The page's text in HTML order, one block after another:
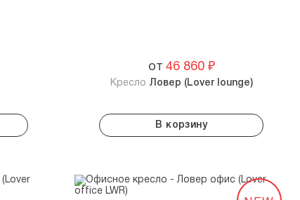
от 46 860₽
Кресло Ловер (Lover lounge)
В корзину